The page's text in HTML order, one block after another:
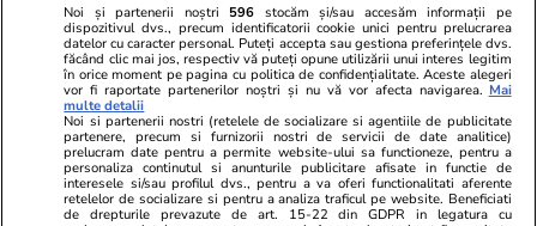
Drumul de coastă de la nord de la Bosa la
Alghero este spectaculos, în ciuda înălțimii sale
deasupra mării pe alocuri.
Castelsardo
Pe cât de atrăgător este micul oraș-port, cu
Noi și partenerii noștri 596 stocăm și/sau accesăm informații pe
dispozitivul dvs., precum identificatorii cookie unici pentru prelucrarea
datelor cu caracter personal. Puteți accepta sau gestiona preferințele dvs.
făcând clic mai jos, respectiv vă puteți opune utilizării unui interes legitim
în orice moment pe pagina cu politica de confidențialitate. Aceste alegeri
vor fi raportate partenerilor noștri și nu vă vor afecta navigarea. Mai
multe detalii
Noi si partenerii nostri (retelele de socializare si agentiile de publicitate
partenere, precum si furnizorii nostri de servicii de date analitice)
prelucram date pentru a permite website-ului sa functioneze, pentru a
personaliza continutul si anunturile publicitare afisate in functie de
interesele si/sau profilul dvs., pentru a va oferi functionalitati aferente
retelelor de socializare si pentru a analiza traficul pe website. Beneficiati
de drepturile prevazute de art. 15-22 din GDPR in legatura cu